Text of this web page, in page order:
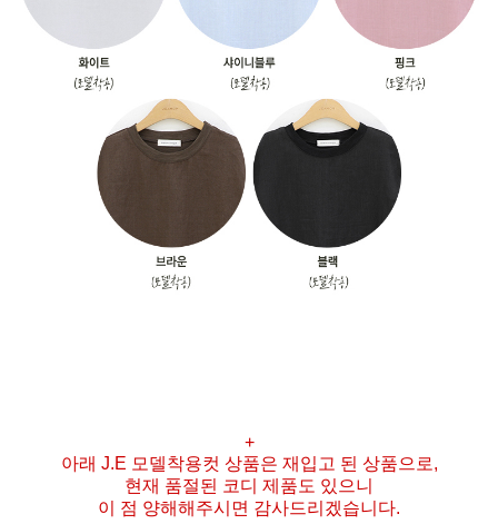
+
아래 J.E 모델착용컷 상품은 재입고 된 상품으로,
현재 품절된 코디 제품도 있으니
이 점 양해해주시면 감사드리겠습니다.